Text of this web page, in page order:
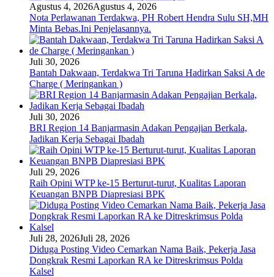
Agustus 4, 2026Agustus 4, 2026
Nota Perlawanan Terdakwa, PH Robert Hendra Sulu SH,MH
Minta Bebas.Ini Penjelasannya.
Juli 30, 2026
Bantah Dakwaan, Terdakwa Tri Taruna Hadirkan Saksi A de
Charge ( Meringankan )
Juli 30, 2026
BRI Region 14 Banjarmasin Adakan Pengajian Berkala,
Jadikan Kerja Sebagai Ibadah
Juli 29, 2026
Raih Opini WTP ke-15 Berturut-turut, Kualitas Laporan
Keuangan BNPB Diapresiasi BPK
Juli 28, 2026Juli 28, 2026
Diduga Posting Video Cemarkan Nama Baik, Pekerja Jasa
Dongkrak Resmi Laporkan RA ke Ditreskrimsus Polda
Kalsel